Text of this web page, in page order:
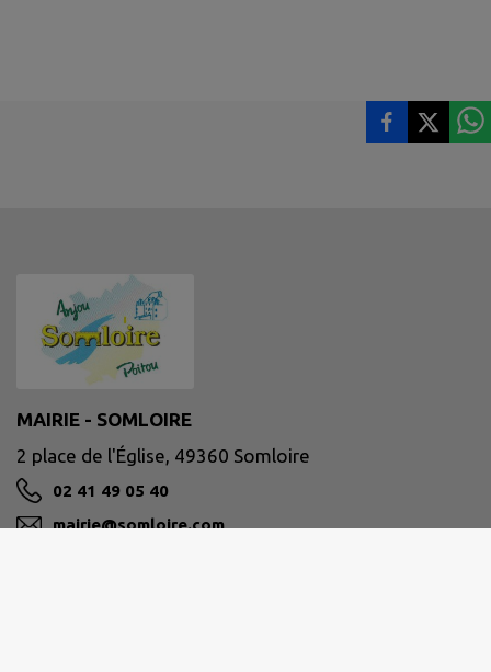
MAIRIE - SOMLOIRE
2 place de l'Église, 49360 Somloire
02 41 49 05 40
mairie@somloire.com